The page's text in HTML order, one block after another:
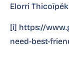
Elorri Thicoïpék
[i] https://
need-best-